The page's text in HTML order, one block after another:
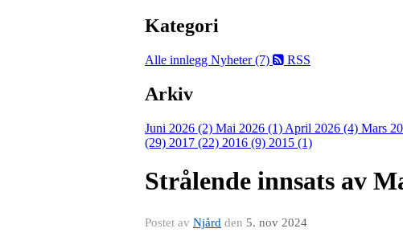
Kategori
Alle innlegg Nyheter (7) RSS
Arkiv
Juni 2026 (2) Mai 2026 (1) April 2026 (4) Mars
(29) 2017 (22) 2016 (9) 2015 (1)
Strålende innsats av
Postet av Njård den 5. nov 2024